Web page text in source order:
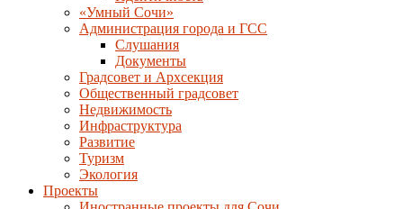
«Умный Сочи»
Администрация города и ГСС
Слушания
Документы
Градсовет и Архсекция
Общественный градсовет
Недвижимость
Инфраструктура
Развитие
Туризм
Экология
Проекты